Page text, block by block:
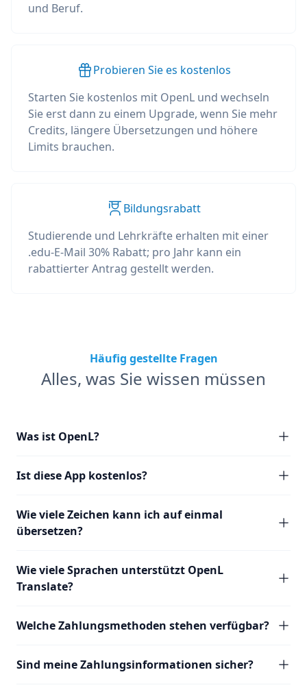
und Beruf.
Probieren Sie es kostenlos
Starten Sie kostenlos mit OpenL und wechseln
Sie erst dann zu einem Upgrade, wenn Sie mehr
Credits, längere Übersetzungen und höhere
Limits brauchen.
Bildungsrabatt
Studierende und Lehrkräfte erhalten mit einer
.edu-E-Mail 30% Rabatt; pro Jahr kann ein
rabattierter Antrag gestellt werden.
Häufig gestellte Fragen
Alles, was Sie wissen müssen
Was ist OpenL?
Ist diese App kostenlos?
Wie viele Zeichen kann ich auf einmal
übersetzen?
Wie viele Sprachen unterstützt OpenL
Translate?
Welche Zahlungsmethoden stehen verfügbar?
Sind meine Zahlungsinformationen sicher?